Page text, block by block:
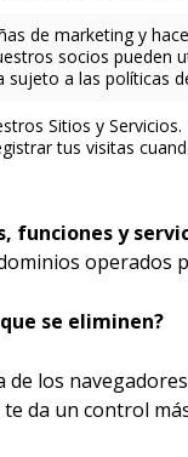
de marketing y
socios
a las políticas
Sitios y
tus visitas
funciones y
se eliminen?
los
da un control